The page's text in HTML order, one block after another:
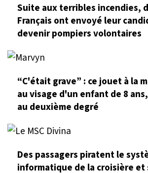
Suite aux terribles incendies,
Français ont envoyé leur
devenir pompiers volontaires
“C'était grave” : ce jouet à la
au visage d'un enfant de 8
au deuxième degré
Des passagers piratent le
informatique de la croisière et